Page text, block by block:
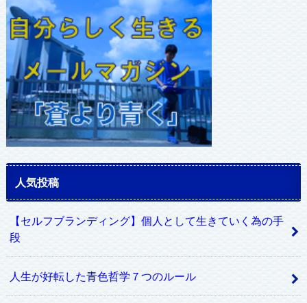
レ
ス
人気投稿
【セルフブランディング】個人として生きていく為の手
段
人生が好転した青色哲学７つのルール